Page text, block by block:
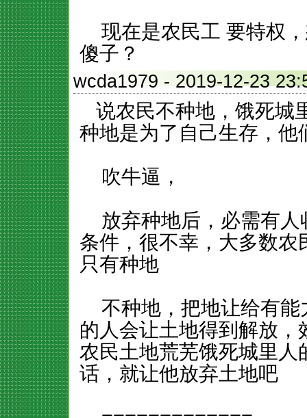
现在是农民工 要特权
傻子？
wcda1979 - 2019-12-23
说农民不种地，饿死城
种地是为了自己生存，他
吹牛逼，
放弃种地后，必需有人
条件，很不幸，大多数
只有种地
不种地，把地让给有能
的人会让土地得到解放
农民土地荒芜饿死城里
话，就让他放弃土地吧